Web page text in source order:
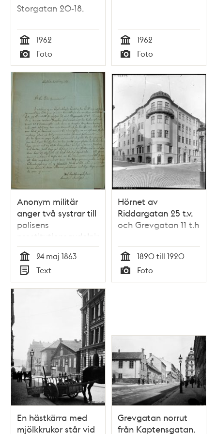
Storgatan 20-18.
Tid
1962
Typ
Foto Tid
1962
Typ
Foto
Anonym militär
anger två systrar till
polisens
prostitutionsavdelning
Tid
24 maj 1863
Typ
Text
Hörnet av
Riddargatan 25 t.v.
och Grevgatan 11 t.h
Tid
1890 till 1920
Typ
Foto
En hästkärra med
mjölkkrukor står vid
Grevgatan norrut
från Kaptensgatan.